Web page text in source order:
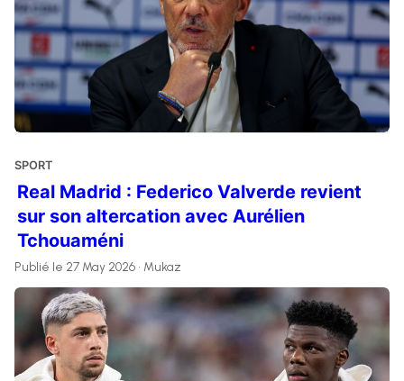
SPORT
Real Madrid : Federico Valverde revient
sur son altercation avec Aurélien
Tchouaméni
Publié le 27 May 2026 • Mukaz